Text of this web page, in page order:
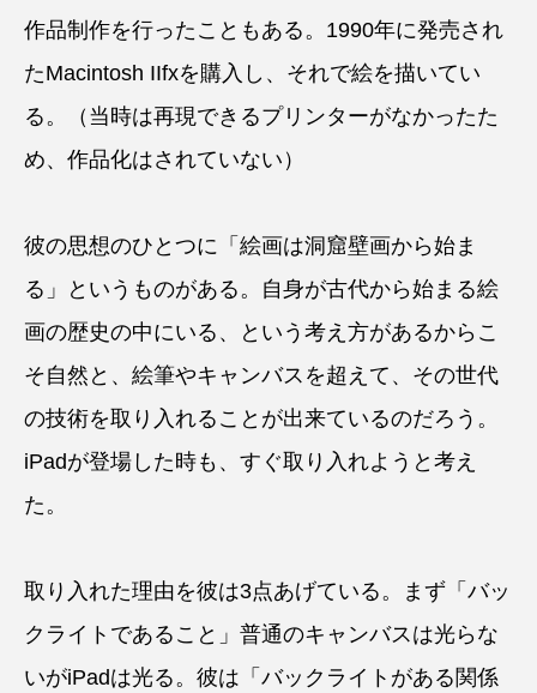
作品制作を行ったこともある。1990年に発売され
たMacintosh IIfxを購入し、それで絵を描いてい
る。（当時は再現できるプリンターがなかったた
め、作品化はされていない）
彼の思想のひとつに「絵画は洞窟壁画から始ま
る」というものがある。自身が古代から始まる絵
画の歴史の中にいる、という考え方があるからこ
そ自然と、絵筆やキャンバスを超えて、その世代
の技術を取り入れることが出来ているのだろう。
iPadが登場した時も、すぐ取り入れようと考え
た。
取り入れた理由を彼は3点あげている。まず「バッ
クライトであること」普通のキャンバスは光らな
いがiPadは光る。彼は「バックライトがある関係